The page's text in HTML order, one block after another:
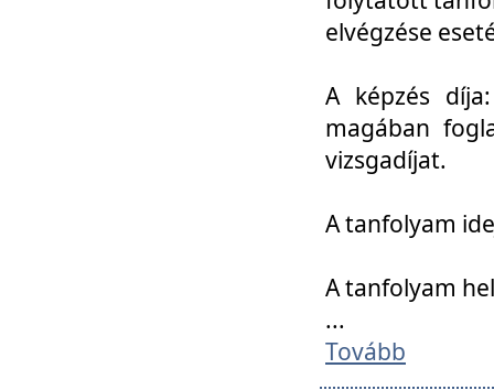
elvégzése
A képzés
magában
vizsgadíjat.
A tanfolyam
A tanfolyam
...
Tovább